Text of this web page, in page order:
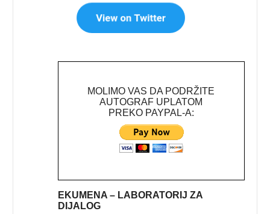
MOLIMO VAS DA PODRŽITE
AUTOGRAF UPLATOM
PREKO PAYPAL-A:
EKUMENA – LABORATORIJ ZA
DIJALOG